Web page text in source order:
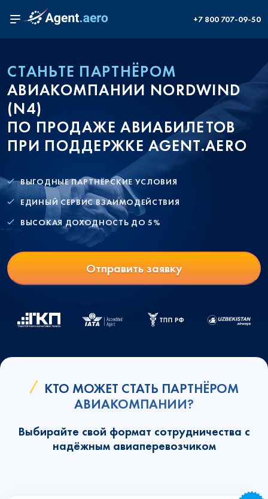
+7 800 707-09-50
СТАНЬТЕ ПАРТНЁРОМ
АВИАКОМПАНИИ NORDWIND
(N4)
ПО ПРОДАЖЕ АВИАБИЛЕТОВ
ПРИ ПОДДЕРЖКЕ AGENT.AERO
ВЫГОДНЫЕ ПАРТНЁРСКИЕ УСЛОВИЯ
ЕДИНЫЙ СЕРВИС ВЗАИМОДЕЙСТВИЯ
ВЫСОКАЯ ДОХОДНОСТЬ ДО 5%
Отправить заявку
КТО МОЖЕТ СТАТЬ ПАРТНЁРОМ
АВИАКОМПАНИИ?
Выбирайте свой формат сотрудничества с
надёжным авиаперевозчиком